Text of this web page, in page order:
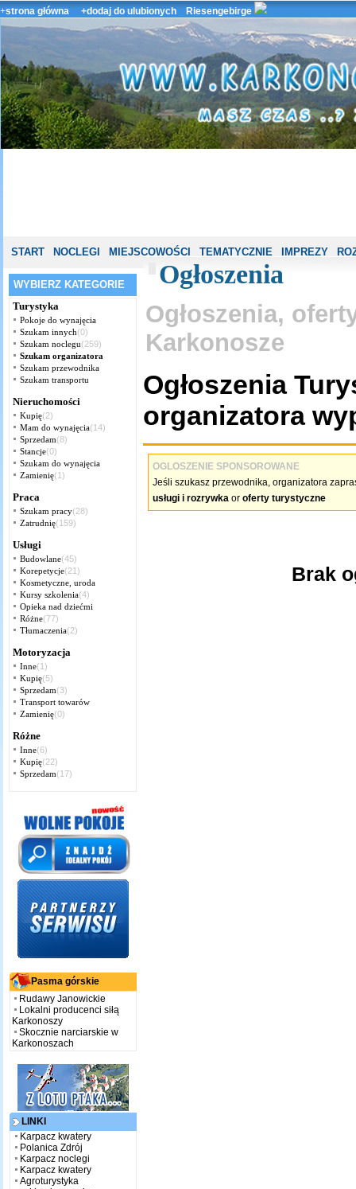
+strona główna +dodaj do ulubionych Riesengebirge
START NOCLEGI MIEJSCOWOŚCI TEMATYCZNIE IMPREZY
WYBIERZ KATEGORIE
Turystyka
Pokoje do wynajęcia
Szukam innych(0)
Szukam noclegu(259)
Szukam organizatora
Szukam przewodnika
Szukam transportu
Nieruchomości
Kupię(2)
Mam do wynajęcia(14)
Sprzedam(8)
Stancje(0)
Szukam do wynajęcia
Zamienię(1)
Praca
Szukam pracy(28)
Zatrudnię(159)
Usługi
Budowlane(45)
Korepetycje(21)
Kosmetyczne, uroda
Kursy szkolenia(4)
Opieka nad dziećmi
Różne(77)
Tłumaczenia(2)
Motoryzacja
Inne(1)
Kupię(5)
Sprzedam(3)
Transport towarów
Zamienię(0)
Różne
Inne(6)
Kupię(22)
Sprzedam(17)
Pasma górskie
Rudawy Janowickie
Lokalni producenci siłą
Karkonoszy
Skocznie narciarskie w
Karkonoszach
LINKI
Karpacz kwatery
Polanica Zdrój
Karpacz noclegi
Karpacz kwatery
Agroturystyka
Ogłoszenia
Ogłoszenia,
Karkonosze
Ogłoszenia
organizatora
OGLOSZENIE SPONSOROWANE
Jeśli szukasz przewodnika, organizatora
usługi i rozrywkaor oferty turystyczne
Brak